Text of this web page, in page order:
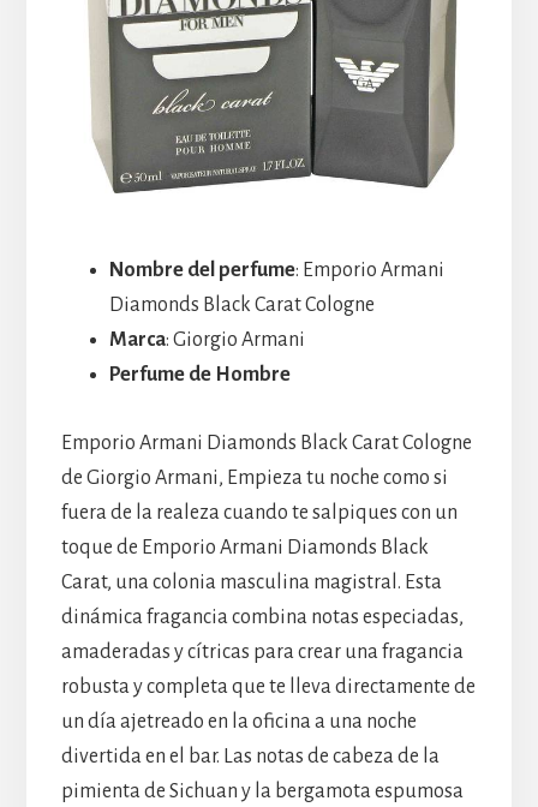
Nombre del perfume: Emporio Armani
Diamonds Black Carat Cologne
Marca: Giorgio Armani
Perfume de Hombre
Emporio Armani Diamonds Black Carat Cologne
de Giorgio Armani, Empieza tu noche como si
fuera de la realeza cuando te salpiques con un
toque de Emporio Armani Diamonds Black
Carat, una colonia masculina magistral. Esta
dinámica fragancia combina notas especiadas,
amaderadas y cítricas para crear una fragancia
robusta y completa que te lleva directamente de
un día ajetreado en la oficina a una noche
divertida en el bar. Las notas de cabeza de la
pimienta de Sichuan y la bergamota espumosa